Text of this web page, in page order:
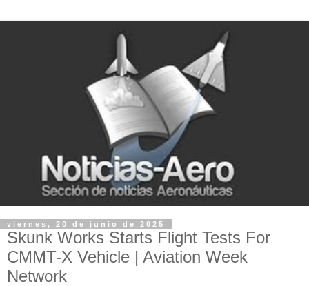
viernes, 20 de junio de 2025
Skunk Works Starts Flight Tests For
CMMT-X Vehicle | Aviation Week
Network